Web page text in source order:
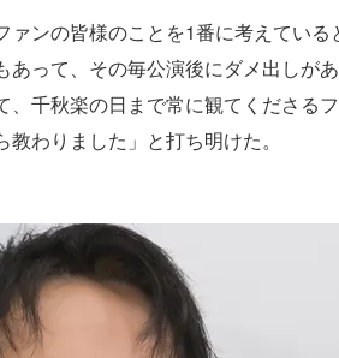
ンの皆様のことを1番に考えてい
って、その毎公演後にダメ出しが
千秋楽の日まで常に観てくださる
わりました」と打ち明けた。